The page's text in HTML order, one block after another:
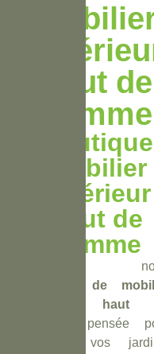
haut de
gamme
Boutique
mobilier
extérieur
haut de
gamme
Découvrez
boutique de
extérieur haut
, pensée
sublimer vos